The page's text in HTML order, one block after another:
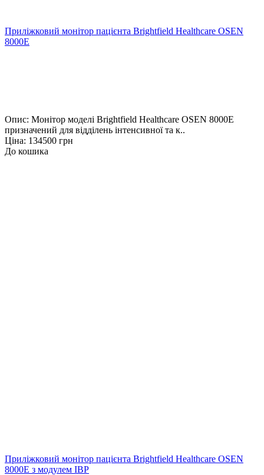
Приліжковий монітор пацієнта Brightfield Healthcare OSEN
8000E
Опис: Монітор моделі Brightfield Healthcare OSEN 8000E
призначений для відділень інтенсивної та к..
Ціна: 134500 грн
До кошика
Приліжковий монітор пацієнта Brightfield Healthcare OSEN
8000E з модулем IBP